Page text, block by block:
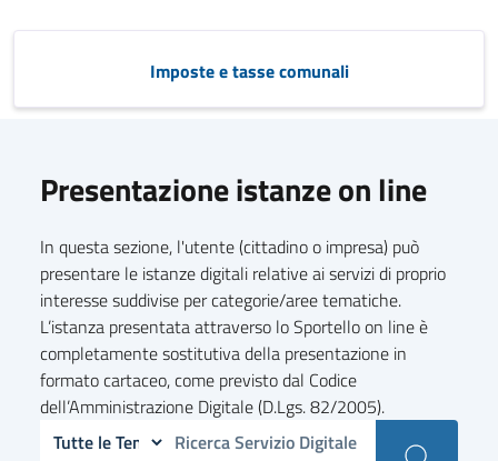
Imposte e tasse comunali
Presentazione istanze on line
In questa sezione, l'utente (cittadino o impresa) può
presentare le istanze digitali relative ai servizi di proprio
interesse suddivise per categorie/aree tematiche.
L’istanza presentata attraverso lo Sportello on line è
completamente sostitutiva della presentazione in
formato cartaceo, come previsto dal Codice
dell’Amministrazione Digitale (D.Lgs. 82/2005).